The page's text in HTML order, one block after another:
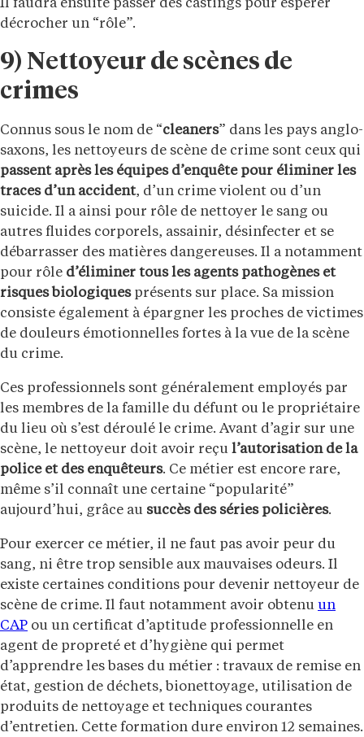
Il faudra ensuite passer des castings pour espérer
décrocher un “rôle”.
9) Nettoyeur de scènes de
crimes
Connus sous le nom de “cleaners” dans les pays anglo-
saxons, les nettoyeurs de scène de crime sont ceux qui
passent après les équipes d’enquête pour éliminer les
traces d’un accident, d’un crime violent ou d’un
suicide. Il a ainsi pour rôle de nettoyer le sang ou
autres fluides corporels, assainir, désinfecter et se
débarrasser des matières dangereuses. Il a notamment
pour rôle d’éliminer tous les agents pathogènes et
risques biologiquesprésents sur place. Sa mission
consiste également à épargner les proches de victimes
de douleurs émotionnelles fortes à la vue de la scène
du crime.
Ces professionnels sont généralement employés par
les membres de la famille du défunt ou le propriétaire
du lieu où s’est déroulé le crime. Avant d’agir sur une
scène, le nettoyeur doit avoir reçu l’autorisation de la
police et des enquêteurs. Ce métier est encore rare,
même s’il connaît une certaine “popularité”
aujourd’hui, grâce au succès des séries policières.
Pour exercer ce métier, il ne faut pas avoir peur du
sang, ni être trop sensible aux mauvaises odeurs. Il
existe certaines conditions pour devenir nettoyeur de
scène de crime. Il faut notamment avoir obtenu un
CAP ou un certificat d’aptitude professionnelle en
agent de propreté et d’hygiène qui permet
d’apprendre les bases du métier : travaux de remise en
état, gestion de déchets, bionettoyage, utilisation de
produits de nettoyage et techniques courantes
d’entretien. Cette formation dure environ 12 semaines.